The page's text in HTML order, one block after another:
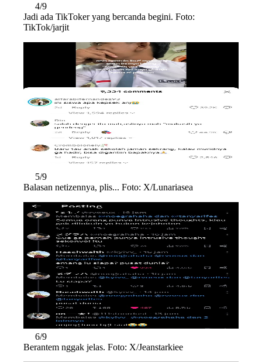
4/9
Jadi ada TikToker yang bercanda begini. Foto:
TikTok/jarjit
5/9
Balasan netizennya, plis... Foto: X/Lunariasea
6/9
Berantem nggak jelas. Foto: X/Jeanstarkiee